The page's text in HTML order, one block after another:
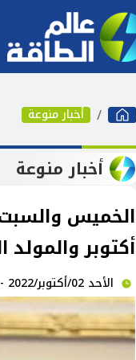
أخبار منوعة
أخبار منوعة
أكتوبر
الأحد 02/أكتوبر/2022 - 10:03 م